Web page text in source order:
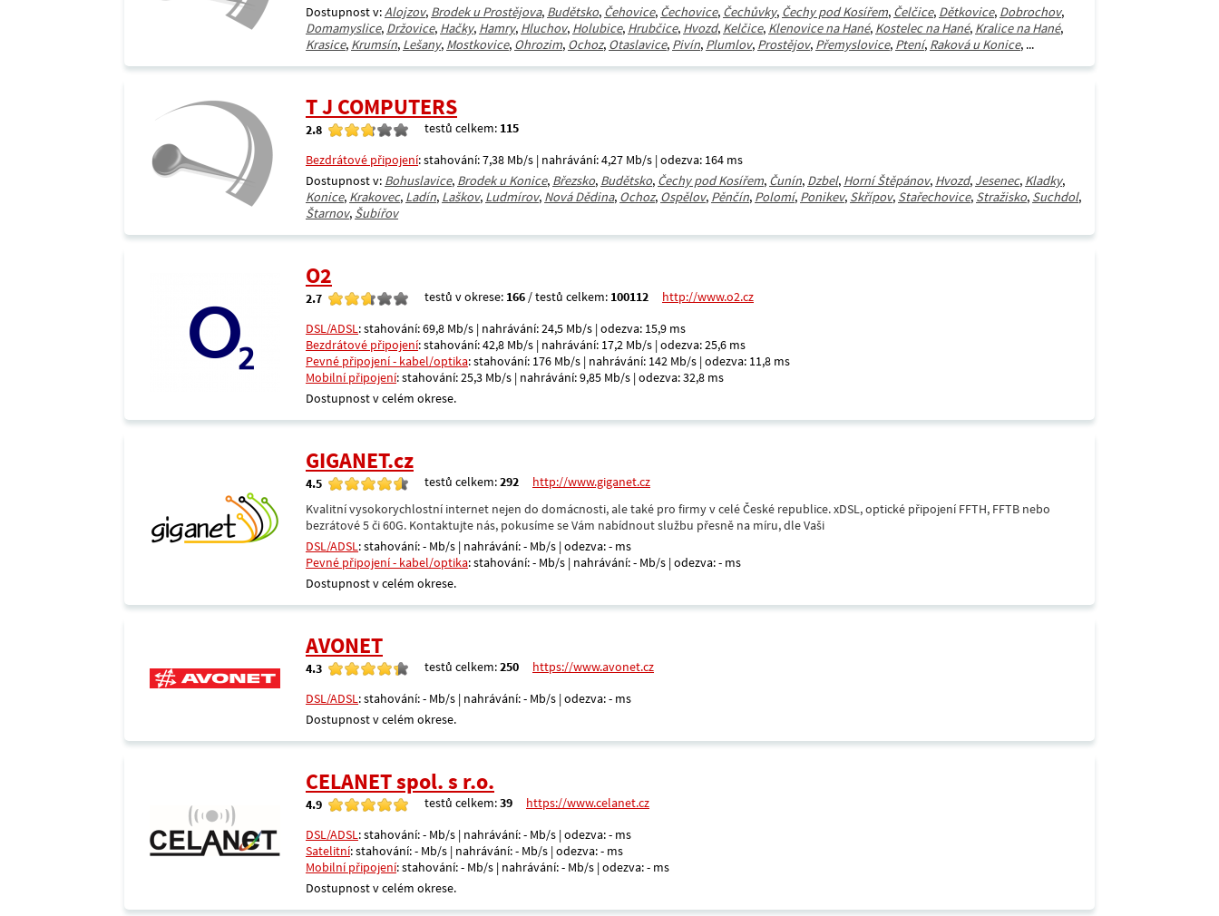
Dostupnost v:Alojzov, Brodek u Prostějova, Budětsko, Čehovice, Čechovice, Čechůvky, Čechy pod Kosířem, Čelčice, Dětkovice, Dobrochov,
Domamyslice, Držovice, Hačky, Hamry, Hluchov, Holubice, Hrubčice, Hvozd, Kelčice, Klenovice na Hané, Kostelec na Hané, Kralice na Hané,
Krasice, Krumsín, Lešany, Mostkovice, Ohrozim, Ochoz, Otaslavice, Pivín, Plumlov, Prostějov, Přemyslovice, Ptení, Raková u Konice, ...
T J COMPUTERS
2.8 testů celkem: 115
Bezdrátové připojení: stahování: 7,38 Mb/s | nahrávání: 4,27 Mb/s | odezva: 164 ms
Dostupnost v: Bohuslavice, Brodek u Konice, Březsko, Budětsko, Čechy pod Kosířem, Čunín, Dzbel, Horní Štěpánov, Hvozd, Jesenec, Kladky,
Konice, Krakovec, Ladín, Laškov, Ludmírov, Nová Dědina, Ochoz, Ospělov, Pěnčín, Polomí, Ponikev, Skřípov, Stařechovice, Stražisko, Suchdol,
Štarnov, Šubířov
O2
2.7 testů v okrese: 166 / testů celkem: 100112
http://www.o2.cz
DSL/ADSL: stahování: 69,8 Mb/s | nahrávání: 24,5 Mb/s | odezva: 15,9 ms
Bezdrátové připojení: stahování: 42,8 Mb/s | nahrávání: 17,2 Mb/s | odezva: 25,6 ms
Pevné připojení - kabel/optika: stahování: 176 Mb/s | nahrávání: 142 Mb/s | odezva: 11,8 ms
Mobilní připojení: stahování: 25,3 Mb/s | nahrávání: 9,85 Mb/s | odezva: 32,8 ms
Dostupnost v celém okrese.
GIGANET.cz
4.5 testů celkem:292
http://www.giganet.cz
Kvalitní vysokorychlostní internet nejen do domácnosti, ale také pro firmy v celé České republice. xDSL, optické připojení FFTH, FFTB nebo
bezrátové 5 či 60G. Kontaktujte nás, pokusíme se Vám nabídnout službu přesně na míru, dle Vaši
DSL/ADSL: stahování: - Mb/s | nahrávání: - Mb/s | odezva: - ms
Pevné připojení - kabel/optika: stahování: - Mb/s | nahrávání: - Mb/s | odezva: - ms
Dostupnost v celém okrese.
AVONET
4.3 testů celkem:250
https://www.avonet.cz
DSL/ADSL: stahování: - Mb/s | nahrávání: - Mb/s | odezva: - ms
Dostupnost v celém okrese.
CELANET spol. s r.o.
4.9 testů celkem:39
https://www.celanet.cz
DSL/ADSL: stahování: - Mb/s | nahrávání: - Mb/s | odezva: - ms
Satelitní: stahování: - Mb/s | nahrávání: - Mb/s | odezva: - ms
Mobilní připojení: stahování: - Mb/s | nahrávání: - Mb/s | odezva: - ms
Dostupnost v celém okrese.